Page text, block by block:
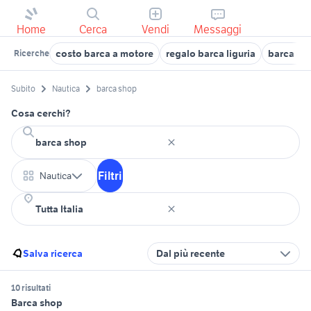
Home Cerca Vendi Messaggi
Ricerche costo barca a motore regalo barca liguria barca
Subito Nautica barca shop
Cosa cerchi?
Nautica Filtri
Salva ricerca Dal più recente
10 risultati
Barca shop